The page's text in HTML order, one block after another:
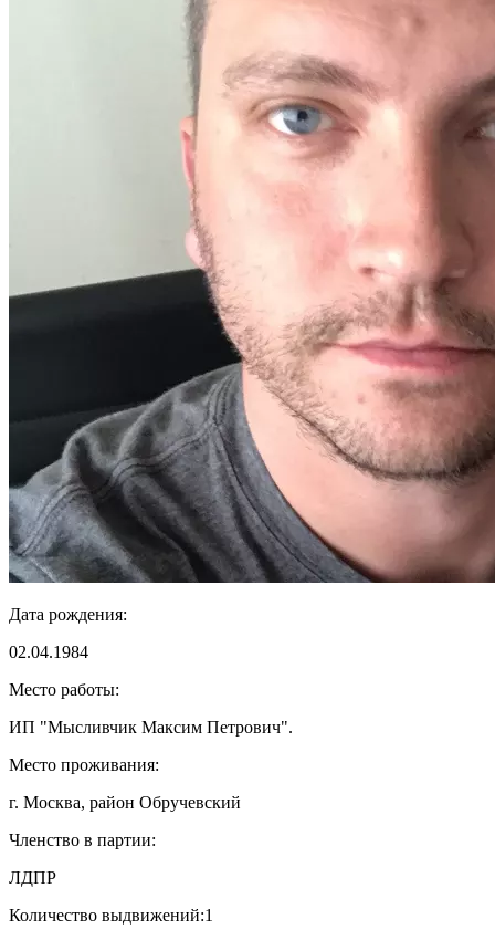
Дата рождения:
02.04.1984
Место работы:
ИП "Мысливчик Максим Петрович".
Место проживания:
г. Москва, район Обручевский
Членство в партии:
ЛДПР
Количество выдвижений:1